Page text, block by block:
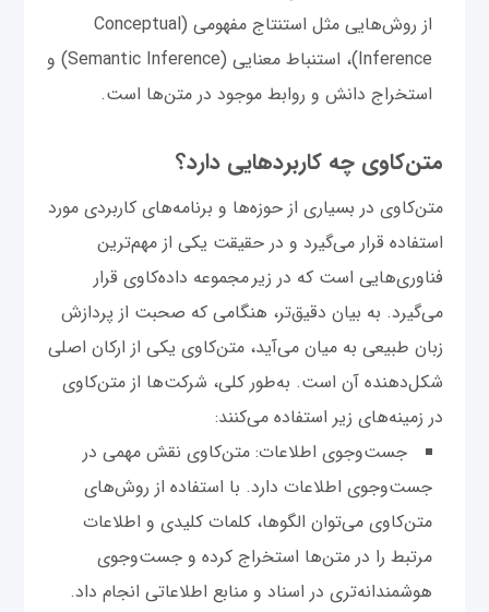
از روش‌هایی مثل استنتاج مفهومی (Conceptual
Inference)، استنباط معنایی (Semantic Inference) و
استخراج دانش و روابط موجود در متن‌ها است.
متن‌کاوی چه کاربردهایی دارد؟
متن‌کاوی در بسیاری از حوزه‌ها و برنامه‌های کاربردی مورد
استفاده قرار می‌گیرد و در حقیقت یکی از مهم‌ترین
فناوری‌هایی است که در زیر مجموعه داده‌کاوی قرار
می‌گیرد. به بیان دقیق‌تر، هنگامی که صحبت از پردازش
زبان طبیعی به میان می‌آید، متن‌کاوی یکی از ارکان اصلی
شکل‌دهنده آن است. به‌طور کلی، شرکت‌ها از متن‌کاوی
در زمینه‌های زیر استفاده می‌کنند:
جست‌وجوی اطلاعات: متن‌کاوی نقش مهمی در
جست‌وجوی اطلاعات دارد. با استفاده از روش‌های
متن‌کاوی می‌توان الگوها، کلمات کلیدی و اطلاعات
مرتبط را در متن‌ها استخراج کرده و جست‌وجوی
هوشمندانه‌تری در اسناد و منابع اطلاعاتی انجام داد.